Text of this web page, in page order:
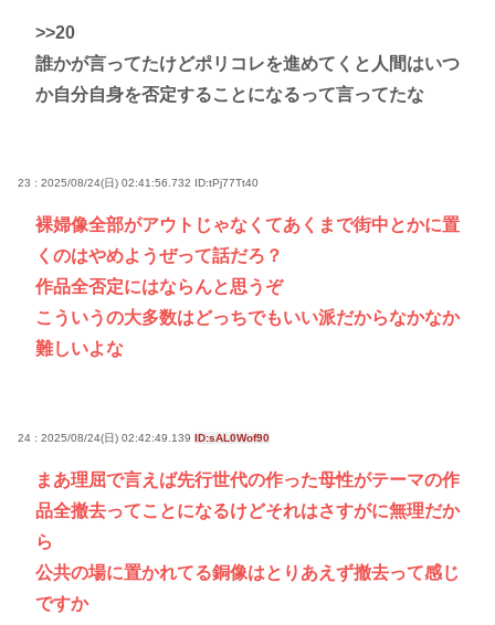
>>20
誰かが言ってたけどポリコレを進めてくと人間はいつ
か自分自身を否定することになるって言ってたな
23 : 2025/08/24(日) 02:41:56.732 ID:tPj77Tt40
裸婦像全部がアウトじゃなくてあくまで街中とかに置
くのはやめようぜって話だろ？
作品全否定にはならんと思うぞ
こういうの大多数はどっちでもいい派だからなかなか
難しいよな
24 : 2025/08/24(日) 02:42:49.139 ID:sAL0Wof90
まあ理屈で言えば先行世代の作った母性がテーマの作
品全撤去ってことになるけどそれはさすがに無理だか
ら
公共の場に置かれてる銅像はとりあえず撤去って感じ
ですか